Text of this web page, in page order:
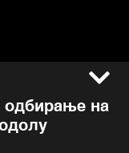
одбирање на